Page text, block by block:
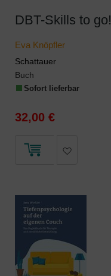
DBT-Skills to go!
Eva Knöpfler
Schattauer
Buch
Sofort lieferbar
32,00 €